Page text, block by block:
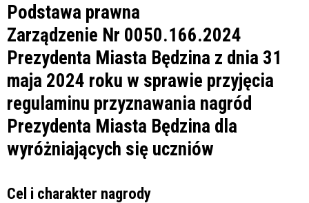
Podstawa prawna
Zarządzenie Nr 0050.166.2024
Prezydenta Miasta Będzina z dnia 31
maja 2024 roku w sprawie przyjęcia
regulaminu przyznawania nagród
Prezydenta Miasta Będzina dla
wyróżniających się uczniów
Cel i charakter nagrody